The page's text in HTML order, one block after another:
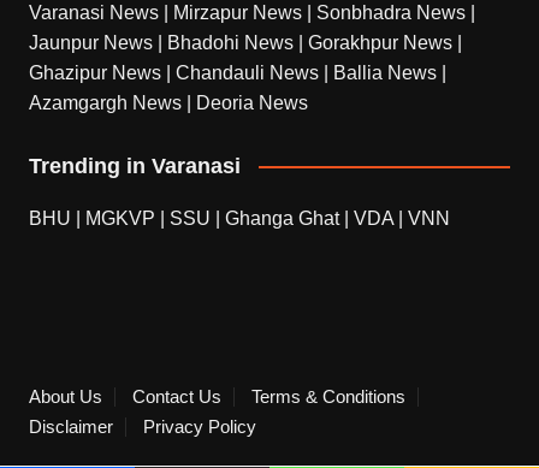
Varanasi News Mirzapur News Sonbhadra News
Jaunpur News
Bhadohi News Gorakhpur News
Ghazipur News
Chandauli News Ballia News
Azamgargh News
Deoria News
Trending in Varanasi
BHU MGKVP SSU Ghanga Ghat| VDA VNN
About Us Contact Us
Terms & Conditions
Disclaimer
Privacy Policy